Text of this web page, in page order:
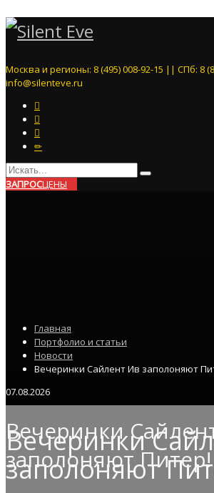
Москва и регионы: 8 (495) 008-92-15 || СПб: 8
info@silenteve.ru
ЗАПРОСЦЕНЫ
Главная
Портфолио и статьи
Новости
Вечеринки Сайлент Ив заполоняют
07.08.2026
Вечеринки
заполоняют Питер!
Вечеринки
заполоняют